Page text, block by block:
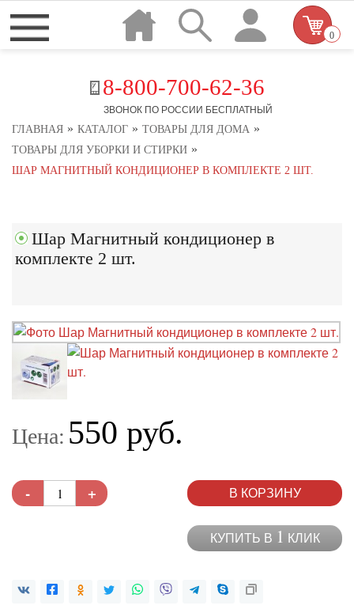
8-800-700-62-36
ЗВОНОК ПО РОССИИ БЕСПЛАТНЫЙ
0
ГЛАВНАЯ » КАТАЛОГ » ТОВАРЫ ДЛЯ ДОМА »
ТОВАРЫ ДЛЯ УБОРКИ И СТИРКИ »
ШАР МАГНИТНЫЙ КОНДИЦИОНЕР В КОМПЛЕКТЕ 2 ШТ.
Шар Магнитный кондиционер в
комплекте 2 шт.
Цена: 550 руб.
- + В КОРЗИНУ
КУПИТЬ В 1 КЛИК